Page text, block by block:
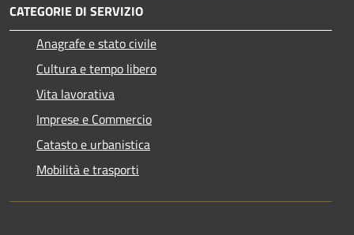
CATEGORIE DI SERVIZIO
Anagrafe e stato civile
Cultura e tempo libero
Vita lavorativa
Imprese e Commercio
Catasto e urbanistica
Mobilità e trasporti